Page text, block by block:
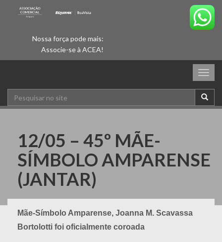
Nossa força pode mais:
Associe-se à ACEA!
12/05 – 45º MÃE-
SÍMBOLO AMPARENSE
(JANTAR)
Mãe-Símbolo Amparense, Joanna M. Scavassa
Bortolotti foi oficialmente coroada